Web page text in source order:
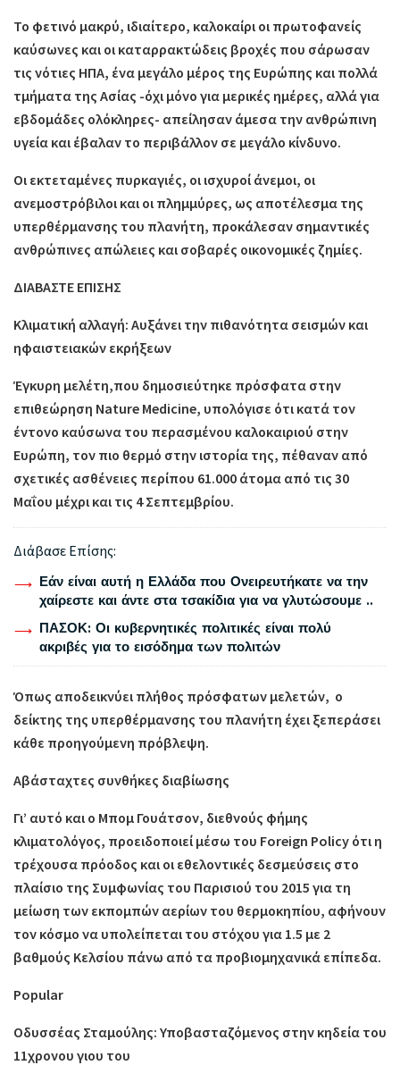
Το φετινό μακρύ, ιδιαίτερο, καλοκαίρι οι πρωτοφανείς
καύσωνες και οι καταρρακτώδεις βροχές που σάρωσαν
τις νότιες ΗΠΑ, ένα μεγάλο μέρος της Ευρώπης και πολλά
τμήματα της Ασίας -όχι μόνο για μερικές ημέρες, αλλά για
εβδομάδες ολόκληρες- απείλησαν άμεσα την ανθρώπινη
υγεία και έβαλαν το περιβάλλον σε μεγάλο κίνδυνο.
Οι εκτεταμένες πυρκαγιές, οι ισχυροί άνεμοι, οι
ανεμοστρόβιλοι και οι πλημμύρες, ως αποτέλεσμα της
υπερθέρμανσης του πλανήτη, προκάλεσαν σημαντικές
ανθρώπινες απώλειες και σοβαρές οικονομικές ζημίες.
ΔΙΑΒΑΣΤΕ ΕΠΙΣΗΣ
Κλιματική αλλαγή: Αυξάνει την πιθανότητα σεισμών και
ηφαιστειακών εκρήξεων
Έγκυρη μελέτη,που δημοσιεύτηκε πρόσφατα στην
επιθεώρηση Nature Medicine, υπολόγισε ότι κατά τον
έντονο καύσωνα του περασμένου καλοκαιριού στην
Ευρώπη, τον πιο θερμό στην ιστορία της, πέθαναν από
σχετικές ασθένειες περίπου 61.000 άτομα από τις 30
Μαΐου μέχρι και τις 4 Σεπτεμβρίου.
Διάβασε Επίσης:
Εάν είναι αυτή η Ελλάδα που Ονειρευτήκατε να την
χαίρεστε και άντε στα τσακίδια για να γλυτώσουμε ..
ΠΑΣΟΚ: Οι κυβερνητικές πολιτικές είναι πολύ
ακριβές για το εισόδημα των πολιτών
Όπως αποδεικνύει πλήθος πρόσφατων μελετών, ο
δείκτης της υπερθέρμανσης του πλανήτη έχει ξεπεράσει
κάθε προηγούμενη πρόβλεψη.
Αβάσταχτες συνθήκες διαβίωσης
Γι’ αυτό και ο Μπομ Γουάτσον, διεθνούς φήμης
κλιματολόγος, προειδοποιεί μέσω του Foreign Policy ότι η
τρέχουσα πρόοδος και οι εθελοντικές δεσμεύσεις στο
πλαίσιο της Συμφωνίας του Παρισιού του 2015 για τη
μείωση των εκπομπών αερίων του θερμοκηπίου, αφήνουν
τον κόσμο να υπολείπεται του στόχου για 1.5 με 2
βαθμούς Κελσίου πάνω από τα προβιομηχανικά επίπεδα.
Popular
Οδυσσέας Σταμούλης: Υποβασταζόμενος στην κηδεία του
11χρονου γιου του